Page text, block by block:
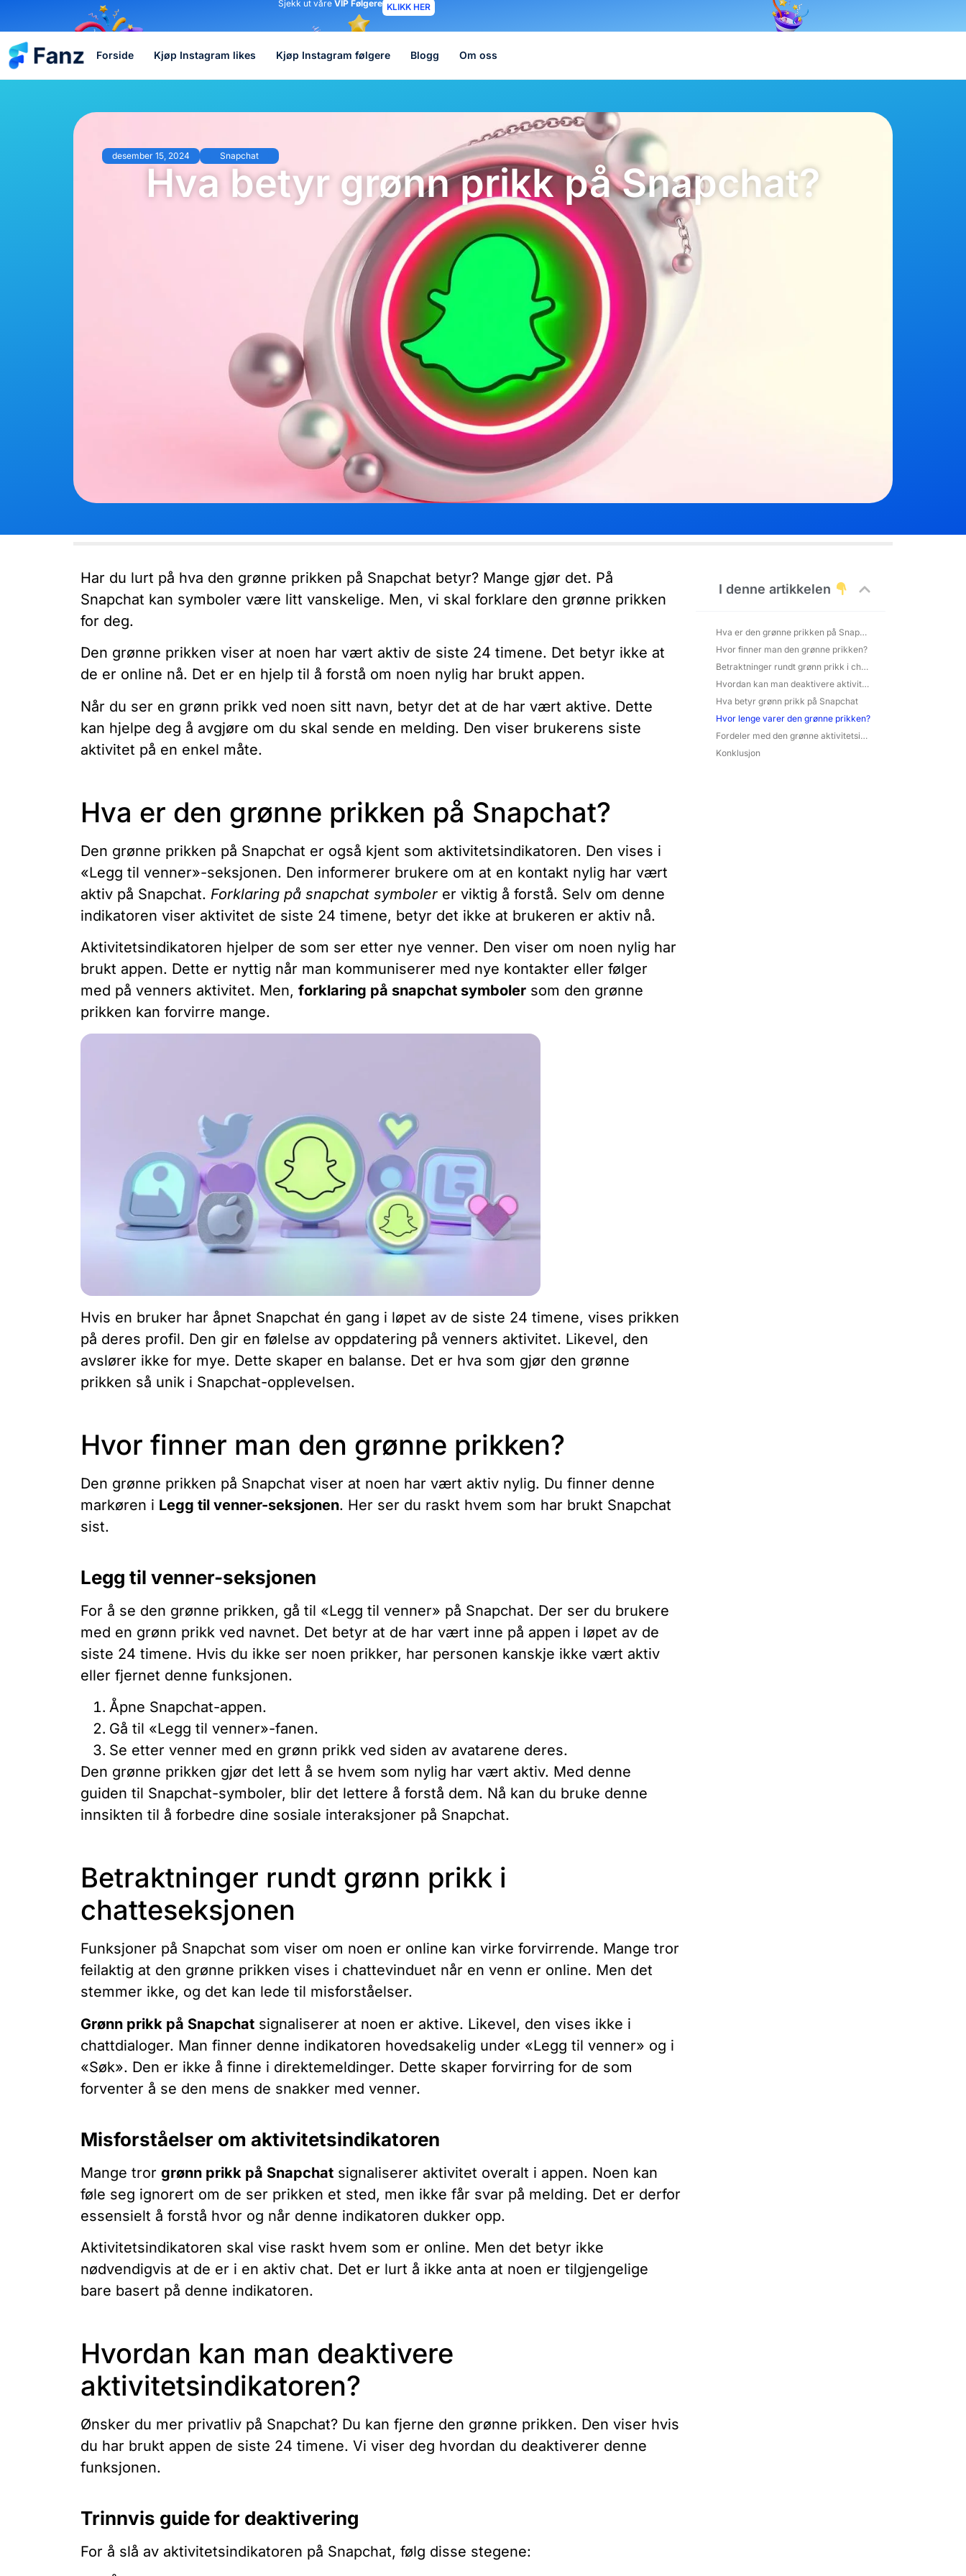
Sjekk ut våre VIP Følgere KLIKK HER
Forside Kjøp Instagram likes Kjøp Instagram følgere Blogg Om oss
desember 15, 2024 Snapchat
Hva betyr grønn prikk på Snapchat?
Har du lurt på hva den grønne prikken på Snapchat betyr? Mange gjør det. På
Snapchat kan symboler være litt vanskelige. Men, vi skal forklare den grønne prikken
for deg.
Den grønne prikken viser at noen har vært aktiv de siste 24 timene. Det betyr ikke at
de er online nå. Det er en hjelp til å forstå om noen nylig har brukt appen.
Når du ser en grønn prikk ved noen sitt navn, betyr det at de har vært aktive. Dette
kan hjelpe deg å avgjøre om du skal sende en melding. Den viser brukerens siste
aktivitet på en enkel måte.
Hva er den grønne prikken på Snapchat?
Den grønne prikken på Snapchat er også kjent som aktivitetsindikatoren. Den vises i
«Legg til venner»-seksjonen. Den informerer brukere om at en kontakt nylig har vært
aktiv på Snapchat. Forklaring på snapchat symboler er viktig å forstå. Selv om denne
indikatoren viser aktivitet de siste 24 timene, betyr det ikke at brukeren er aktiv nå.
Aktivitetsindikatoren hjelper de som ser etter nye venner. Den viser om noen nylig har
brukt appen. Dette er nyttig når man kommuniserer med nye kontakter eller følger
med på venners aktivitet. Men, forklaring på snapchat symboler som den grønne
prikken kan forvirre mange.
Hvis en bruker har åpnet Snapchat én gang i løpet av de siste 24 timene, vises prikken
på deres profil. Den gir en følelse av oppdatering på venners aktivitet. Likevel, den
avslører ikke for mye. Dette skaper en balanse. Det er hva som gjør den grønne
prikken så unik i Snapchat-opplevelsen.
Hvor finner man den grønne prikken?
Den grønne prikken på Snapchat viser at noen har vært aktiv nylig. Du finner denne
markøren i Legg til venner-seksjonen. Her ser du raskt hvem som har brukt Snapchat
sist.
Legg til venner-seksjonen
For å se den grønne prikken, gå til «Legg til venner» på Snapchat. Der ser du brukere
med en grønn prikk ved navnet. Det betyr at de har vært inne på appen i løpet av de
siste 24 timene. Hvis du ikke ser noen prikker, har personen kanskje ikke vært aktiv
eller fjernet denne funksjonen.
Åpne Snapchat-appen.
Gå til «Legg til venner»-fanen.
Se etter venner med en grønn prikk ved siden av avatarene deres.
Den grønne prikken gjør det lett å se hvem som nylig har vært aktiv. Med denne
guiden til Snapchat-symboler, blir det lettere å forstå dem. Nå kan du bruke denne
innsikten til å forbedre dine sosiale interaksjoner på Snapchat.
Betraktninger rundt grønn prikk i
chatteseksjonen
Funksjoner på Snapchat som viser om noen er online kan virke forvirrende. Mange tror
feilaktig at den grønne prikken vises i chattevinduet når en venn er online. Men det
stemmer ikke, og det kan lede til misforståelser.
Grønn prikk på Snapchat signaliserer at noen er aktive. Likevel, den vises ikke i
chattdialoger. Man finner denne indikatoren hovedsakelig under «Legg til venner» og i
«Søk». Den er ikke å finne i direktemeldinger. Dette skaper forvirring for de som
forventer å se den mens de snakker med venner.
Misforståelser om aktivitetsindikatoren
Mange tror grønn prikk på Snapchat signaliserer aktivitet overalt i appen. Noen kan
føle seg ignorert om de ser prikken et sted, men ikke får svar på melding. Det er derfor
essensielt å forstå hvor og når denne indikatoren dukker opp.
Aktivitetsindikatoren skal vise raskt hvem som er online. Men det betyr ikke
nødvendigvis at de er i en aktiv chat. Det er lurt å ikke anta at noen er tilgjengelige
bare basert på denne indikatoren.
Hvordan kan man deaktivere
aktivitetsindikatoren?
Ønsker du mer privatliv på Snapchat? Du kan fjerne den grønne prikken. Den viser hvis
du har brukt appen de siste 24 timene. Vi viser deg hvordan du deaktiverer denne
funksjonen.
Trinnvis guide for deaktivering
For å slå av aktivitetsindikatoren på Snapchat, følg disse stegene:
I denne artikkelen
Hva er den grønne prikken på Snapchat?
Hvor finner man den grønne prikken?
Betraktninger rundt grønn prikk i chatteseksjonen
Hvordan kan man deaktivere aktivitetsindikatoren?
Hva betyr grønn prikk på Snapchat
Hvor lenge varer den grønne prikken?
Fordeler med den grønne aktivitetsindikatoren
Konklusjon